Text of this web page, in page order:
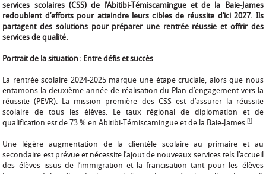
services scolaires (CSS) de l’Abitibi-Témiscamingue et de la Baie-James
redoublent d’efforts pour atteindre leurs cibles de réussite d’ici 2027. Ils
partagent des solutions pour préparer une rentrée réussie et offrir des
services de qualité.
Portrait de la situation : Entre défis et succès
La rentrée scolaire 2024-2025 marque une étape cruciale, alors que nous
entamons la deuxième année de réalisation du Plan d’engagement vers la
réussite (PEVR). La mission première des CSS est d’assurer la réussite
scolaire de tous les élèves. Le taux régional de diplomation et de
qualification est de 73 % en Abitibi-Témiscamingue et de la Baie-James [i].
Une légère augmentation de la clientèle scolaire au primaire et au
secondaire est prévue et nécessite l’ajout de nouveaux services tels l’accueil
des élèves issus de l’immigration et la francisation tant pour les élèves